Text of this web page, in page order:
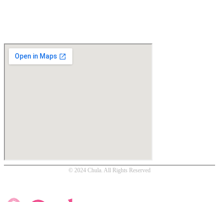
© 2024 Chula. All Rights Reserved